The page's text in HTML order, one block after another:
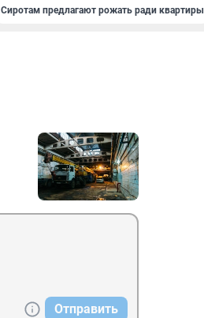
Сиротам предлагают рожать ради квартиры
Отправить